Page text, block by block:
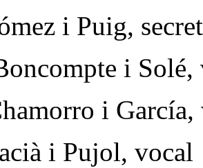
i Puig,
i Solé,
i García,
i Pujol, vocal